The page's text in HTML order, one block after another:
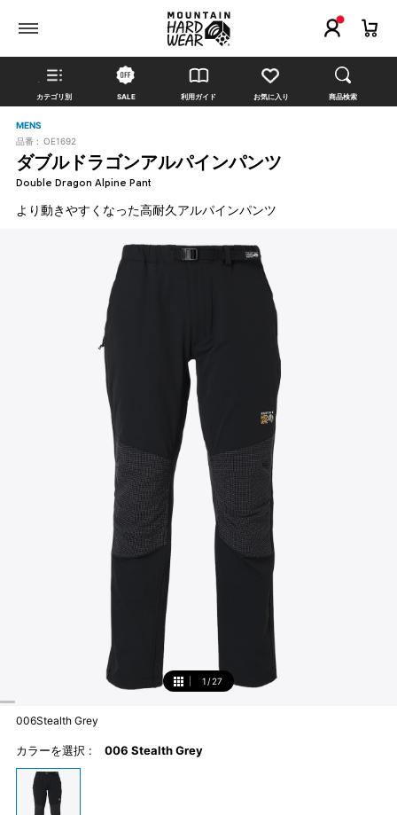
カテゴリ別 SALE 利用ガイド お気に入り 商品検索
MENS
品番 : OE1692
ダブルドラゴンアルパインパンツ
Double Dragon Alpine Pant
より動きやすくなった高耐久アルパインパンツ
1 /27
006Stealth Grey
カラーを選択 : 006 Stealth Grey